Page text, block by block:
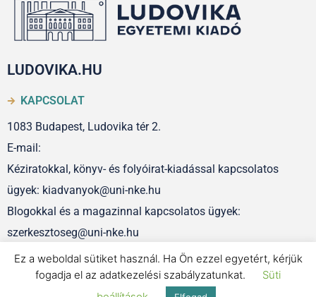
LUDOVIKA.HU
KAPCSOLAT
1083 Budapest, Ludovika tér 2.
E-mail:
Kéziratokkal, könyv- és folyóirat-kiadással kapcsolatos
ügyek: kiadvanyok@uni-nke.hu
Blogokkal és a magazinnal kapcsolatos ügyek:
szerkesztoseg@uni-nke.hu
IMPRESSZUM
Ez a weboldal sütiket használ. Ha Ön ezzel egyetért, kérjük
fogadja el az adatkezelési szabályzatunkat.
Süti